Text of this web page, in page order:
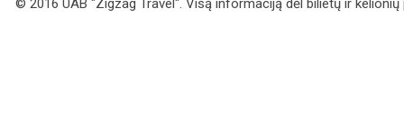
© 2016 UAB "Zigzag Travel". Visą informaciją dėl bilietų ir